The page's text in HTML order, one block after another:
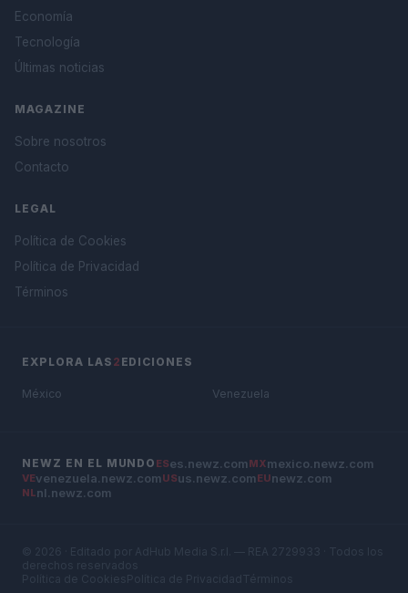
Economía
Tecnología
Últimas noticias
MAGAZINE
Sobre nosotros
Contacto
LEGAL
Política de Cookies
Política de Privacidad
Términos
EXPLORA LAS 2 EDICIONES
México Venezuela
NEWZ EN EL MUNDO ESes.newz.com MXmexico.newz.com
VEvenezuela.newz.com USus.newz.com EUnewz.com
NLnl.newz.com
© 2026 · Editado por AdHub Media S.r.l. — REA 2729933 · Todos los
derechos reservados
Política de Cookies Política de Privacidad Términos